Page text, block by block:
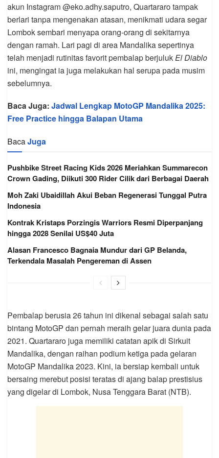
akun Instagram @eko.adhy.saputro, Quartararo tampak
berlari tanpa mengenakan atasan, menikmati udara segar
Lombok sembari menyapa orang-orang di sekitarnya
dengan ramah. Lari pagi di area Mandalika sepertinya
telah menjadi rutinitas favorit pembalap berjulukEl Diablo
ini, mengingat ia juga melakukan hal serupa pada musim
sebelumnya.
Baca Juga: Jadwal Lengkap MotoGP Mandalika 2025:
Free Practice hingga Balapan Utama
BacaJuga
Pushbike Street Racing Kids 2026 Meriahkan Summarecon
Crown Gading, Diikuti 300 Rider Cilik dari Berbagai Daerah
Moh Zaki Ubaidillah Akui Beban Regenerasi Tunggal Putra
Indonesia
Kontrak Kristaps Porzingis Warriors Resmi Diperpanjang
hingga 2028 Senilai US$40 Juta
Alasan Francesco Bagnaia Mundur dari GP Belanda,
Terkendala Masalah Pengereman di Assen
Pembalap berusia 26 tahun ini dikenal sebagai salah satu
bintang MotoGP dan pernah meraih gelar juara dunia pada
2021. Quartararo juga memiliki catatan apik di Sirkuit
Mandalika, dengan raihan podium ketiga pada gelaran
MotoGP Mandalika 2023. Kini, ia bersiap kembali untuk
bersaing merebut posisi teratas di ajang balap prestisius
yang digelar di Lombok, Nusa Tenggara Barat (NTB).